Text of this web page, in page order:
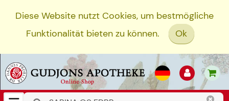
Diese Website nutzt Cookies, um bestmögliche
Funktionalität bieten zu können.
Ok